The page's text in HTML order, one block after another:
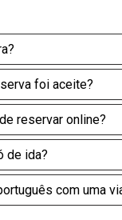
foi aceite?
reservar online?
de ida?
com uma